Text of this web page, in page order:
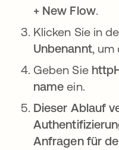
+ New Flow.
Klicken Sie in
Unbenannt, um
Geben Sie
name ein.
Dieser Ablauf
Anfragen für